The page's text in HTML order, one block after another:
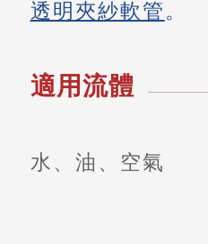
透明夾紗軟管。
適用流體
水、油、空氣